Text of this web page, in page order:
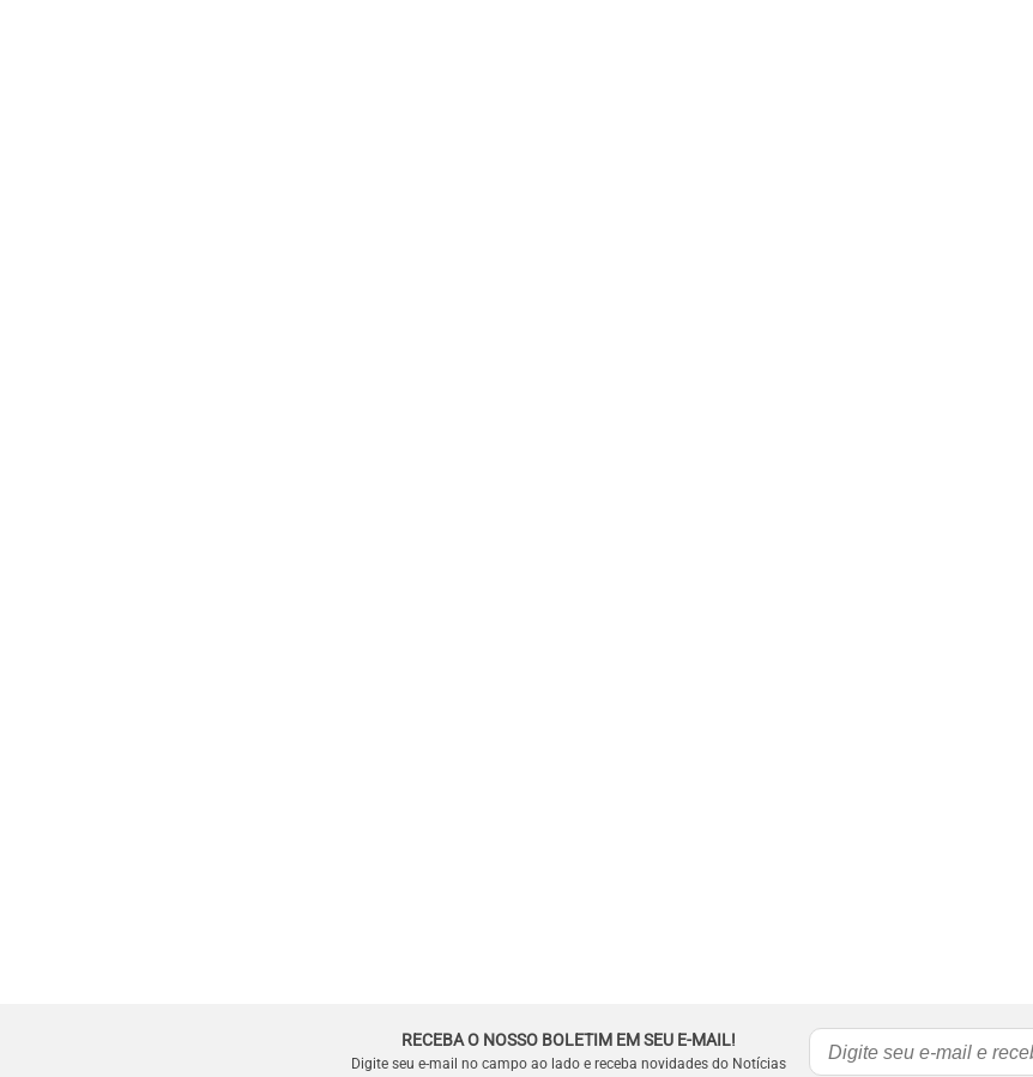
RECEBA O NOSSO BOLETIM EM SEU E-MAIL!
Digite seu e-mail no campo ao lado e receba novidades do Notícias